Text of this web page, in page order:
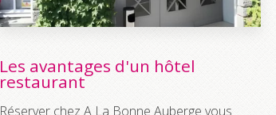
Les avantages d'un hôtel
restaurant
Réserver chez A La Bonne Auberge vous